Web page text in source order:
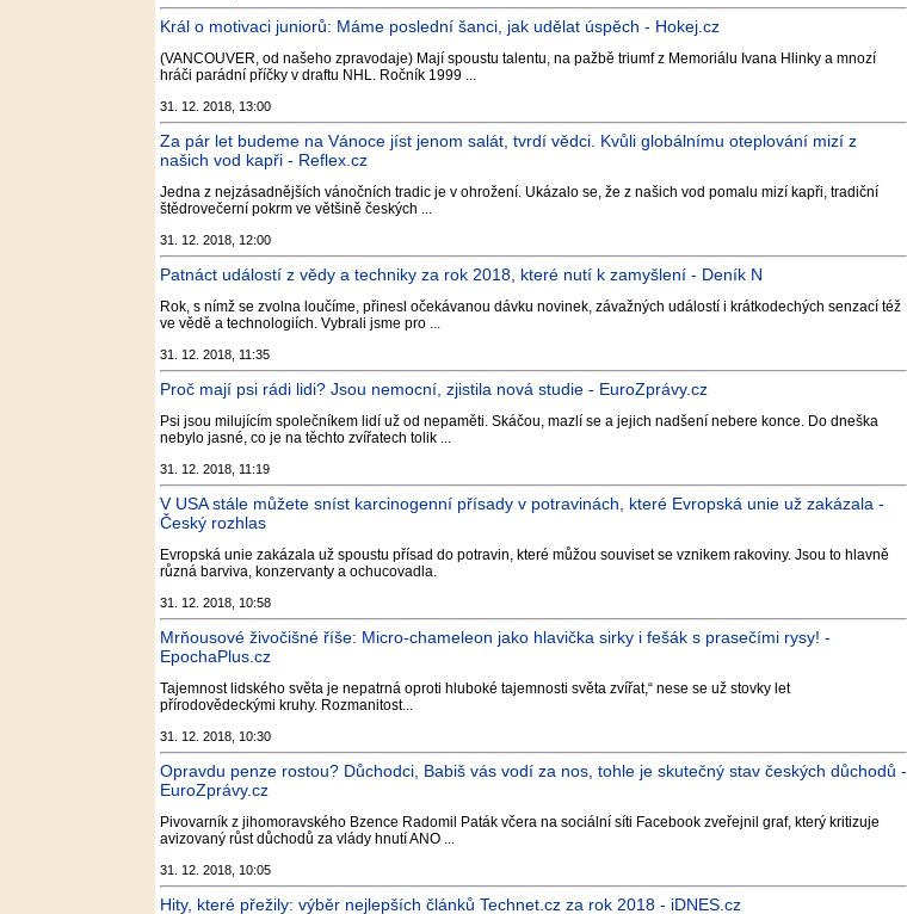
Král o motivaci juniorů: Máme poslední šanci, jak udělat úspěch - Hokej.cz
(VANCOUVER, od našeho zpravodaje) Mají spoustu talentu, na pažbě triumf z Memoriálu Ivana Hlinky a mnozí
hráči parádní příčky v draftu NHL. Ročník 1999 ...
31. 12. 2018, 13:00
Za pár let budeme na Vánoce jíst jenom salát, tvrdí vědci. Kvůli globálnímu oteplování mizí z
našich vod kapři - Reflex.cz
Jedna z nejzásadnějších vánočních tradic je v ohrožení. Ukázalo se, že z našich vod pomalu mizí kapři, tradiční
štědrovečerní pokrm ve většině českých ...
31. 12. 2018, 12:00
Patnáct událostí z vědy a techniky za rok 2018, které nutí k zamyšlení - Deník N
Rok, s nímž se zvolna loučíme, přinesl očekávanou dávku novinek, závažných událostí i krátkodechých senzací též
ve vědě a technologiích. Vybrali jsme pro ...
31. 12. 2018, 11:35
Proč mají psi rádi lidi? Jsou nemocní, zjistila nová studie - EuroZprávy.cz
Psi jsou milujícím společníkem lidí už od nepaměti. Skáčou, mazlí se a jejich nadšení nebere konce. Do dneška
nebylo jasné, co je na těchto zvířatech tolik ...
31. 12. 2018, 11:19
V USA stále můžete sníst karcinogenní přísady v potravinách, které Evropská unie už zakázala -
Český rozhlas
Evropská unie zakázala už spoustu přísad do potravin, které můžou souviset se vznikem rakoviny. Jsou to hlavně
různá barviva, konzervanty a ochucovadla.
31. 12. 2018, 10:58
Mrňousové živočišné říše: Micro-chameleon jako hlavička sirky i fešák s prasečími rysy! -
EpochaPlus.cz
Tajemnost lidského světa je nepatrná oproti hluboké tajemnosti světa zvířat,“ nese se už stovky let
přírodovědeckými kruhy. Rozmanitost...
31. 12. 2018, 10:30
Opravdu penze rostou? Důchodci, Babiš vás vodí za nos, tohle je skutečný stav českých důchodů -
EuroZprávy.cz
Pivovarník z jihomoravského Bzence Radomil Paták včera na sociální síti Facebook zveřejnil graf, který kritizuje
avizovaný růst důchodů za vlády hnutí ANO ...
31. 12. 2018, 10:05
Hity, které přežily: výběr nejlepších článků Technet.cz za rok 2018 - iDNES.cz